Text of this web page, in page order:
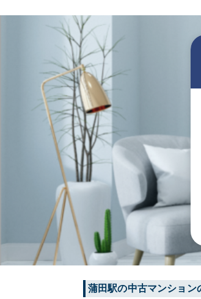
蒲田駅の中古マンション